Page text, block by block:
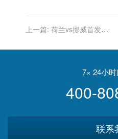
上一篇: 荷兰vs挪威首发：
佩、德容出战
7× 24小
400-
联系